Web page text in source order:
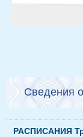
Сведения
РАСПИСАНИЯ